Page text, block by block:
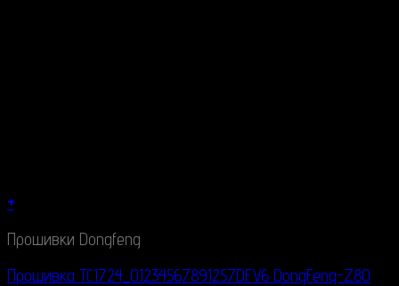
+
Прошивки Dongfeng
Прошивка TC1724_01234567891257DFV6 DongFeng-Z80